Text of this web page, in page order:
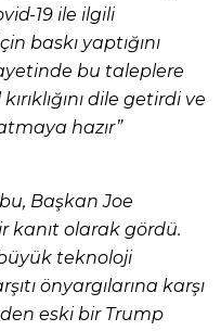
19 ile ilgili
baskı yaptığını
bu taleplere
dile getirdi ve
hazır”
Başkan Joe
kanıt olarak gördü.
teknoloji
önyargılarına karşı
eski bir Trump